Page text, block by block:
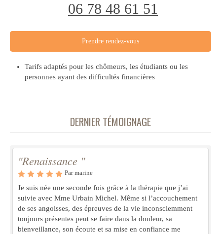
06 78 48 61 51
Prendre rendez-vous
Tarifs adaptés pour les chômeurs, les étudiants ou les
personnes ayant des difficultés financières
DERNIER TÉMOIGNAGE
"Renaissance "
Par marine
Je suis née une seconde fois grâce à la thérapie que j’ai
suivie avec Mme Urbain Michel. Même si l’accouchement
de ses angoisses, des épreuves de la vie inconsciemment
toujours présentes peut se faire dans la douleur, sa
bienveillance, son écoute et sa mise en confiance me